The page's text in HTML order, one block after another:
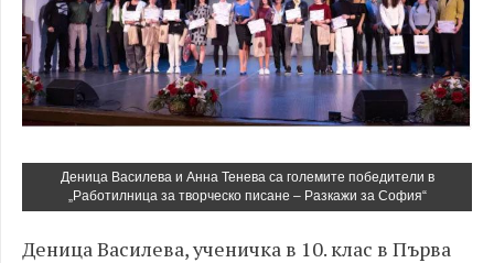
Деница Василева и Анна Тенева са големите победители в
„Работилница за творческо писане – Разкажи за София“
Деница Василева, ученичка в 10. клас в Първа